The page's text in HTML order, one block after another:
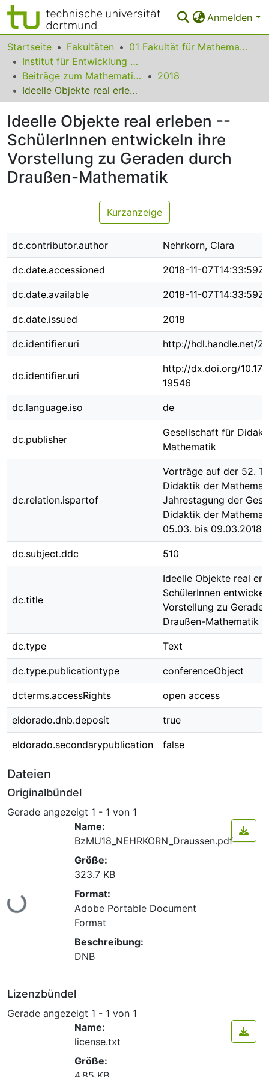
Anmelden
Bereiche & Sammlungen
Das gesamte Repositorium
Statistiken
FAQ
Leitlinien
Zurück zur Startseite
Startseite Fakultäten
01 Fakultät für Mathematik
Institut für Entwicklung und Erforschung des Mathematikunterrichts
Beiträge zum Mathematikunterricht
2018
Ideelle Objekte real erleben -- SchülerInnen entwickeln ihre Vorstellung zu Geraden durch Draußen-Mathematik
Ideelle Objekte real erleben --
SchülerInnen entwickeln ihre
Vorstellung zu Geraden durch
Draußen-Mathematik
Kurzanzeige
dc.contributor.author Nehrkorn, Clara
dc.date.accessioned 2018-11-07T14:33:59Z
dc.date.available 2018-11-07T14:33:59Z
dc.date.issued 2018
dc.identifier.uri http://hdl.handle.net/
dc.identifier.uri
http://dx.doi.org/
19546
dc.language.iso de
dc.publisher
Gesellschaft für
Mathematik
dc.relation.ispartof
Vorträge auf der 52.
Didaktik der
Jahrestagung der
Didaktik der
05.03. bis 09.03.2018
dc.subject.ddc 510
dc.title
Ideelle Objekte real
SchülerInnen
Vorstellung zu
Draußen-Mathematik
dc.type Text
dc.type.publicationtype conferenceObject
dcterms.accessRights open access
eldorado.dnb.deposit true
eldorado.secondarypublication false
Dateien
Originalbündel
Gerade angezeigt 1 - 1 von 1
Lade...
Name:
BzMU18_NEHRKORN_Draussen.pdf
Größe:
323.7 KB
Format:
Adobe Portable Document
Format
Beschreibung:
DNB
Lizenzbündel
Gerade angezeigt 1 - 1 von 1
Name:
license.txt
Größe: